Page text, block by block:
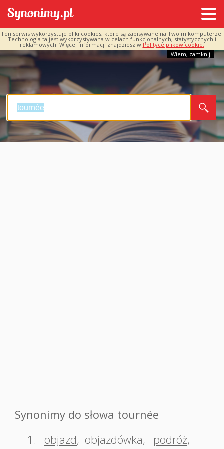
Ten serwis wykorzystuje pliki cookies, które są zapisywane na Twoim komputerze.
Technologia ta jest wykorzystywana w celach funkcjonalnych, statystycznych i
reklamowych. Więcej informacji znajdziesz w Polityce plików cookie.
Wiem, zamknij
Synonimy do słowa tournée
1.
objazd, objazdówka, podróż,